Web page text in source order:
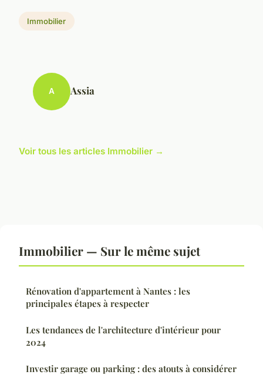
Immobilier
A Assia
Voir tous les articles Immobilier →
Immobilier — Sur le même sujet
Rénovation d'appartement à Nantes : les
principales étapes à respecter
Les tendances de l'architecture d'intérieur pour
2024
Investir garage ou parking : des atouts à considérer